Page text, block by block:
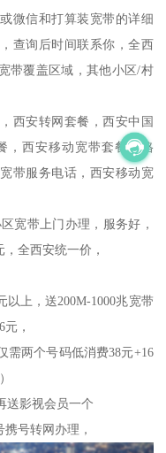
微信和打算装宽带的详细
查询后时间联系你，全西
带覆盖区域，其他小区/村
西安转网套餐，西安中国
，西安移动宽带套餐价格
带服务电话，西安移动宽
宽带上门办理，服务好，
全西安统一价，
上，送200M-1000兆宽带
，
需两个号码低消费38元+16
送影视会员一个
号转网办理，